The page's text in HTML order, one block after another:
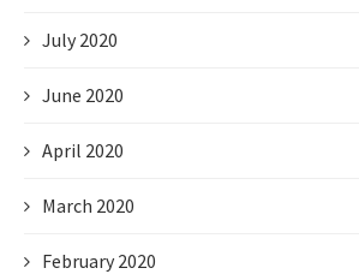
July 2020
June 2020
April 2020
March 2020
February 2020